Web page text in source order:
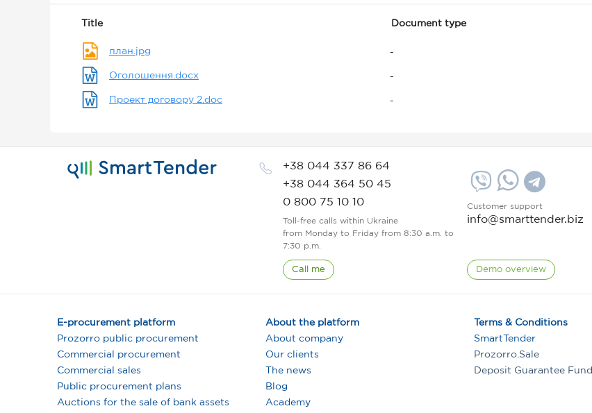
Title Document type
план.jpg -
Оголошення.docx -
Проект договору 2.doc -
+38 044 337 86 64
+38 044 364 50 45
0 800 75 10 10
Toll-free calls within Ukraine
from Monday to Friday from 8:30 a.m. to
7:30 p.m.
Call me
Customer support
info@smarttender.biz
Demo overview
E-procurement platform
Prozorro public procurement
Commercial procurement
Commercial sales
Public procurement plans
Auctions for the sale of bank assets
About the platform
About company
Our clients
The news
Blog
Academy
Terms & Conditions
SmartTender
Prozorro.Sale
Deposit Guarantee Fund